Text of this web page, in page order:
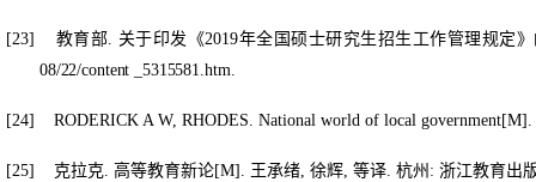
[23] 教育部 关于印发《2019年全国硕士研究生招生工作管理规定
08/22/content _5315581.htm.
[24] RODERICK A W, RHODES. National world of local
[25] 克拉克 高等教育新论[M]. 王承绪 徐辉 等译 杭州 : 浙江教育出